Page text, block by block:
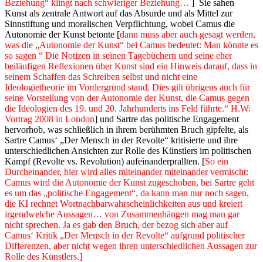
Beziehung“ klingt nach schwieriger Beziehung… ] Sie sahen
Kunst als zentrale Antwort auf das Absurde und als Mittel zur
Sinnstiftung und moralischen Verpflichtung, wobei Camus die
Autonomie der Kunst betonte [dann muss aber auch gesagt werden,
was die „Autonomie der Kunst“ bei Camus bedeutet: Man könnte es
so sagen “ Die Notizen in seinen Tagebüchern und seine eher
beiläufigen Reflexionen über Kunst sind ein Hinweis darauf, dass in
seinem Schaffen das Schreiben selbst und nicht eine
Ideologietheorie im Vordergrund stand. Dies gilt übrigens auch für
seine Vorstellung von der Autonomie der Kunst, die Camus gegen
die Ideologien des 19. und 20. Jahrhunderts ins Feld führte.“ H.W:
Vortrag 2008 in London] und Sartre das politische Engagement
hervorhob, was schließlich in ihrem berühmten Bruch gipfelte, als
Sartre Camus‘ „Der Mensch in der Revolte“ kritisierte und ihre
unterschiedlichen Ansichten zur Rolle des Künstlers im politischen
Kampf (Revolte vs. Revolution) aufeinanderprallten. [So ein
Durcheinander, hier wird alles miteinander miteinander vermischt:
Camus wird die Autonomie der Kunst zugeschoben, bei Sartre geht
es um das „politische Engagement“, da kann man nur noch sagen,
die KI rechnet Wortnachbarwahrscheinlichkeiten aus und kreiert
irgendwelche Aussagen… von Zusammenhängen mag man gar
nicht sprechen. Ja es gab den Bruch, der bezog sich aber auf
Camus‘ Kritik „Der Mensch in der Revolte“ aufgrund politischer
Differenzen, aber nicht wegen ihren unterschiedlichen Aussagen zur
Rolle des Künstlers.]